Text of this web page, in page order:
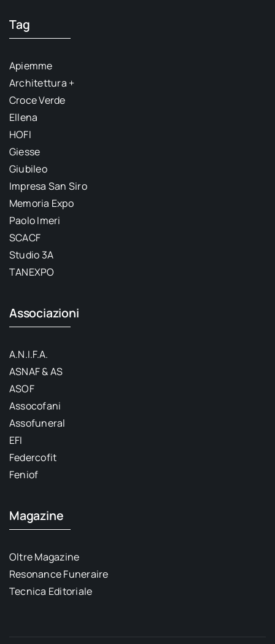
Tag
Apiemme
Architettura +
Croce Verde
Ellena
HOFI
Giesse
Giubileo
Impresa San Siro
Memoria Expo
Paolo Imeri
SCACF
Studio 3A
TANEXPO
Associazioni
A.N.I.F.A.
ASNAF & AS
ASOF
Assocofani
Assofuneral
EFI
Federcofit
Feniof
Magazine
Oltre Magazine
Resonance Funeraire
Tecnica Editoriale